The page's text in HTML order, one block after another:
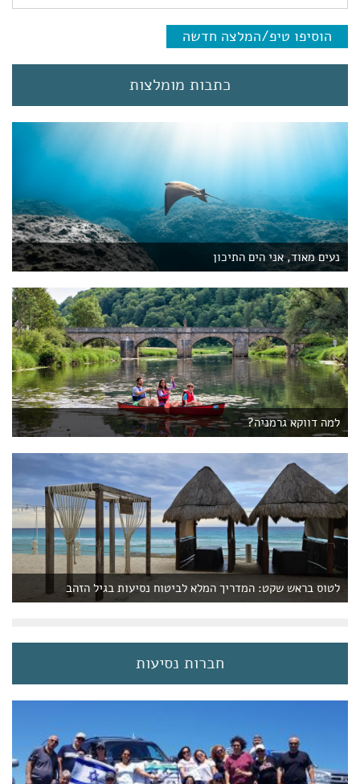
t
)
הוסיפו טיפ/המלצה חדשה
כתבות מומלצות
נעים מאוד, אני הים התיכון
למה דווקא גרמניה?
לטוס בראש שקט: המדריך המלא לביטוח נסיעות בגיל הזהב
חברות נסיעות